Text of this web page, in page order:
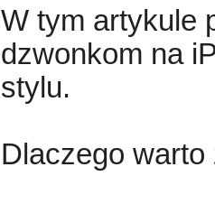
W tym artykule
dzwonkom na
stylu.
Dlaczego